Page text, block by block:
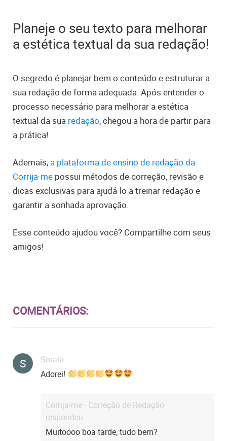
Planeje o seu texto para melhorar
a estética textual da sua redação!
O segredo é planejar bem o conteúdo e estruturar a
sua redação de forma adequada. Após entender o
processo necessário para melhorar a estética
textual da sua redação, chegou a hora de partir para
a prática!
Ademais, a plataforma de ensino de redação da
Corrija-me possui métodos de correção, revisão e
dicas exclusivas para ajudá-lo a treinar redação e
garantir a sonhada aprovação.
Esse conteúdo ajudou você? Compartilhe com seus
amigos!
COMENTÁRIOS:
S
Soraia
Adorei!
Corrija-me - Correção de Redação
respondeu:
Muitoooo boa tarde, tudo bem?